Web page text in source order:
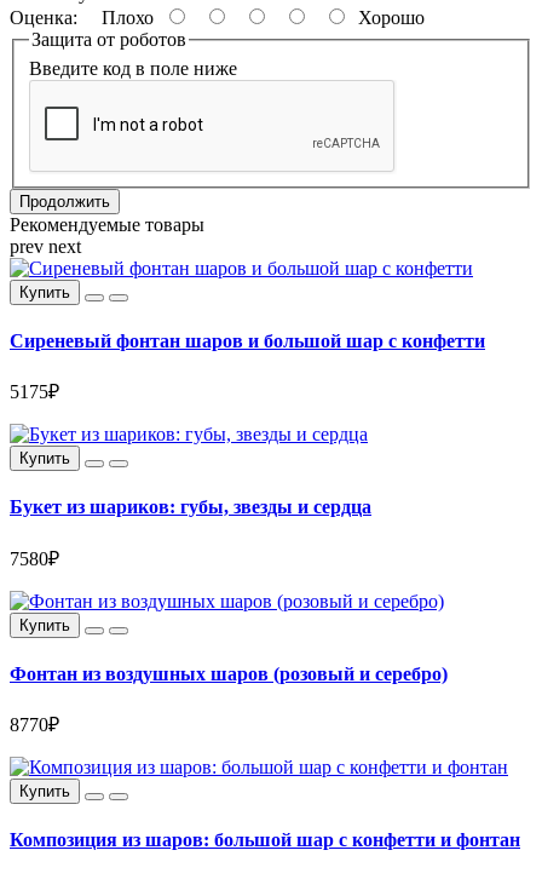
Оценка: Плохо
Хорошо
Защита от роботов
Введите код в поле ниже
Продолжить
Рекомендуемые товары
prev next
Купить
Сиреневый фонтан шаров и большой шар с конфетти
5175₽
Купить
Букет из шариков: губы, звезды и сердца
7580₽
Купить
Фонтан из воздушных шаров (розовый и серебро)
8770₽
Купить
Композиция из шаров: большой шар с конфетти и фонтан